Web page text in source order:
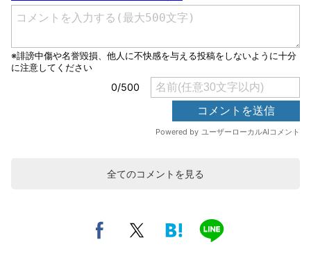
全てのコメントを見る